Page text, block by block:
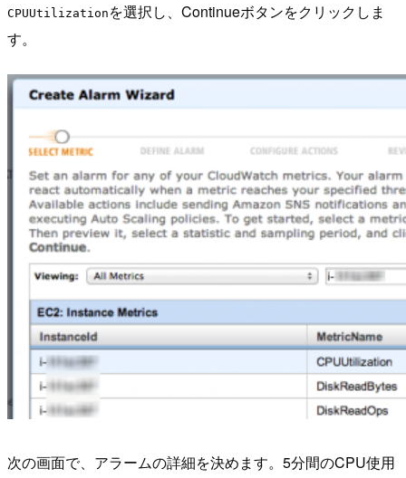
CPUUtilization を選択し、Continueボタンをクリックしま
す。
次の画面で、アラームの詳細を決めます。5分間のCPU使用